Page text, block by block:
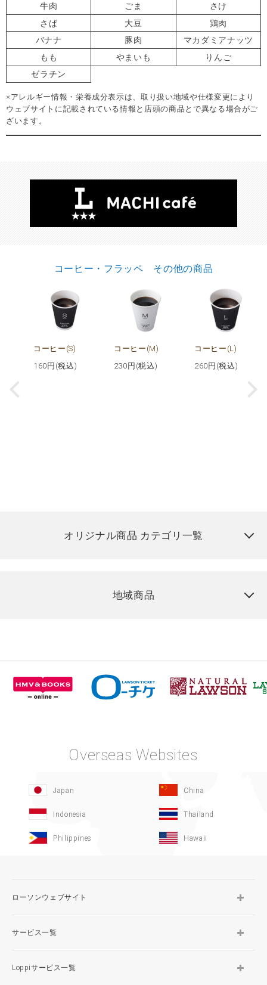
牛肉
ごま
さけ
さば
大豆
鶏肉
バナナ
豚肉
マカダミアナッツ
もも
やまいも
りんご
ゼラチン
※アレルギー情報・栄養成分表示は、取り扱い地域や仕様変更により
ウェブサイトに記載されている情報と店頭の商品とで異なる場合がご
ざいます。
コーヒー・フラッペ その他の商品
コーヒー(S)
160 円(税込)
コーヒー(M)
230 円(税込)
コーヒー(L)
260 円(税込)
オリジナル商品 カテゴリ一覧
地域商品
Overseas Websites
Japan China
Indonesia Thailand
Philippines Hawaii
ローソンウェブサイト
サービス一覧
Loppiサービス一覧